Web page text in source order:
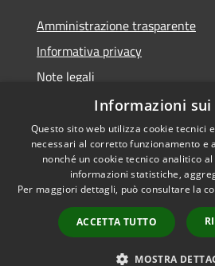
Amministrazione trasparente
Informativa privacy
Note legali
Dichiarazione di accessibilità
RSS
Accessibilità
Informazioni sui
Questo sito web utilizza cookie tecnici
necessari al corretto funzionamento e
nonché un cookie tecnico analitico
informazioni statistiche,
Per maggiori dettagli, può consultare la
ACCETTA TUTTO
MOSTRA